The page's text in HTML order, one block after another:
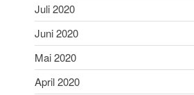
März
April
Juli 2020
Juni 2020
Mai 2020
April 2020